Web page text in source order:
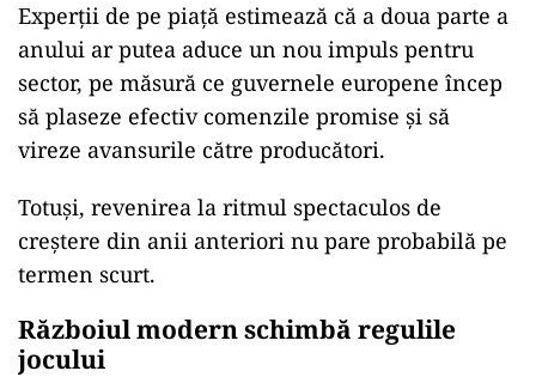
Experții de pe piață estimează că a doua parte a
anului ar putea aduce un nou impuls pentru
sector, pe măsură ce guvernele europene încep
să plaseze efectiv comenzile promise și să
vireze avansurile către producători.
Totuși, revenirea la ritmul spectaculos de
creștere din anii anteriori nu pare probabilă pe
termen scurt.
Războiul modern schimbă regulile
jocului